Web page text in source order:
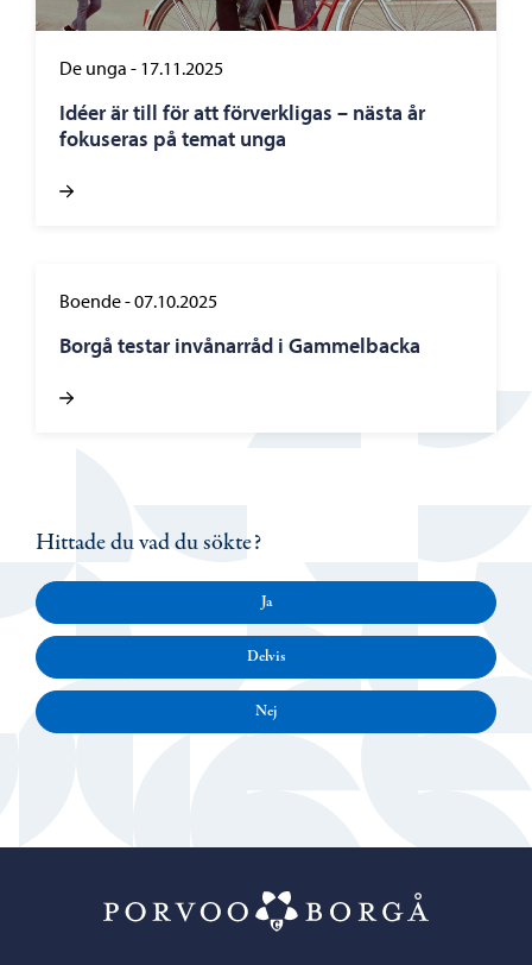
De unga - 17.11.2025
Idéer är till för att förverkligas – nästa år
fokuseras på temat unga
Boende-07.10.2025
Borgå testar invånarråd i Gammelbacka
Hittade du vad du sökte?
Ja
Delvis
Nej